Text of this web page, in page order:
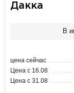
Дакка
В
цена сейчас
Цена с 16.08
Цена с 31.08